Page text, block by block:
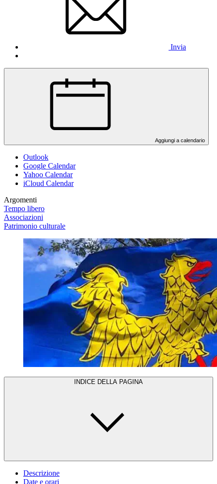
Invia
Aggiungi a calendario
Outlook
Google Calendar
Yahoo Calendar
iCloud Calendar
Argomenti
Tempo libero
Associazioni
Patrimonio culturale
INDICE DELLA PAGINA
Descrizione
Date e orari